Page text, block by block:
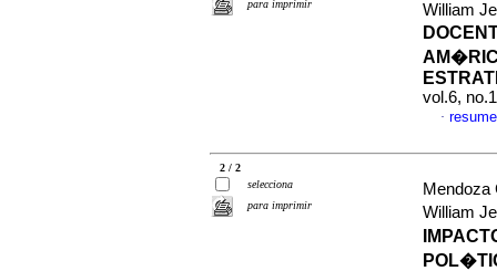
para imprimir
William
vol.6,
·
2 / 2
selecciona
para imprimir
William